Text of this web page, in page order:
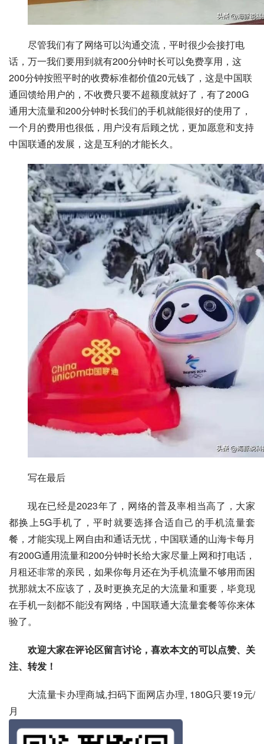
尽管我们有了网络可以沟通交流，平时很少会接打电
话，万一我们要用到就有200分钟时长可以免费享用，这
200分钟按照平时的收费标准都价值20元钱了，这是中国联
通回馈给用户的，不收费只要不超额度就好了，有了200G
通用大流量和200分钟时长我们的手机就能很好的使用了，
一个月的费用也很低，用户没有后顾之忧，更加愿意和支持
中国联通的发展，这是互利的才能长久。
写在最后
现在已经是2023年了，网络的普及率相当高了，大家
都换上5G手机了，平时就要选择合适自己的手机流量套
餐，才能实现上网自由和通话无忧，中国联通的山海卡每月
有200G通用流量和200分钟时长给大家尽量上网和打电话，
月租还非常的亲民，如果你每月还在为手机流量不够用而困
扰那就太不应该了，及时更换充足的大流量和重要，毕竟现
在手机一刻都不能没有网络，中国联通大流量套餐等你来体
验了。
欢迎大家在评论区留言讨论，喜欢本文的可以点赞、关
注、转发！
大流量卡办理商城,扫码下面网店办理, 180G只要19元/
月